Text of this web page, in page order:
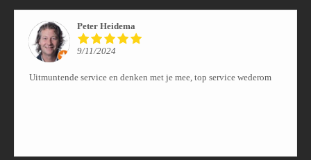
Peter Heidema
9/11/2024
Uitmuntende service en denken met je mee, top service wederom